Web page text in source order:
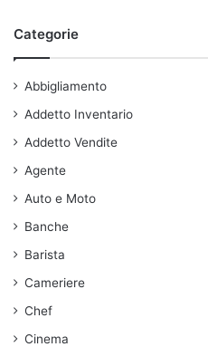
Categorie
Abbigliamento
Addetto Inventario
Addetto Vendite
Agente
Auto e Moto
Banche
Barista
Cameriere
Chef
Cinema